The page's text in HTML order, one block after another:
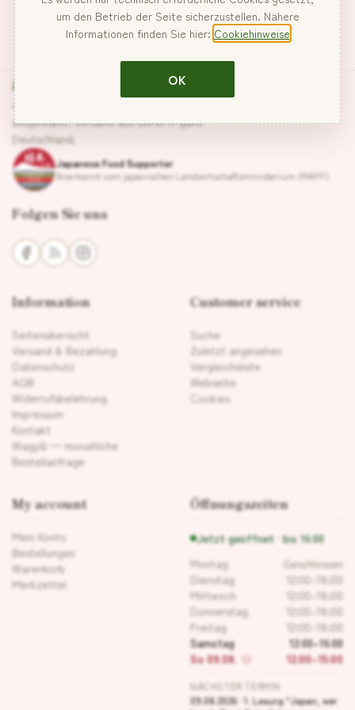
Japanische Lebensmittel, sorgfältig
ausgewählt. Versand aus Berlin in ganz
Deutschland.
Japanese Food Supporter
Anerkannt vom japanischen Landwirtschaftsministerium (MAFF)
Folgen Sie uns
Information
Seitenübersicht
Versand & Bezahlung
Datenschutz
AGB
Widerrufsbelehrung
Impressum
Kontakt
Wagyū — monatliche
Bestellanfrage
Customer service
Suche
Zuletzt angesehen
Vergleichsliste
Webseite
Cookies
My account
Mein Konto
Bestellungen
Warenkorb
Merkzettel
Öffnungszeiten
Jetzt geöffnet · bis 16:00
Montag
Geschlossen
Dienstag
12:00–18:00
Mittwoch
12:00–18:00
Donnerstag
12:00–18:00
Freitag
12:00–18:00
Samstag
12:00–16:00
So 09.08.
12:00–15:00
NÄCHSTER TERMIN
09.08.2026 · 1. Lesung "Japan, wer
um den Betrieb der Seite sicherzustellen. Nähere
Informationen finden Sie hier: Cookiehinweise
OK